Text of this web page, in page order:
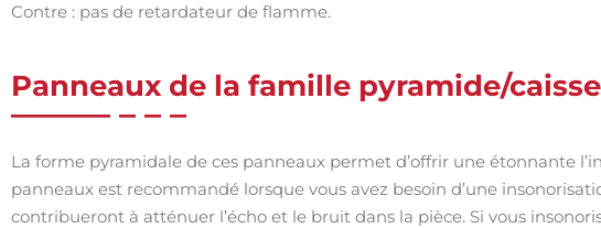
Contre : pas de retardateur de flamme.
Panneaux de la famille pyramide/
La forme pyramidale de ces panneaux permet d’offrir une étonnante
panneaux est recommandé lorsque vous avez besoin d’une
contribueront à atténuer l’écho et le bruit dans la pièce. Si vous